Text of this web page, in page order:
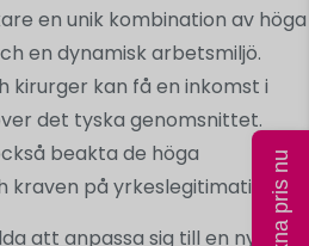
en unik kombination av höga
en dynamisk arbetsmiljö.
kirurger kan få en inkomst i
det tyska genomsnittet.
beakta de höga
kraven på yrkeslegitimation.
att anpassa sig till en ny